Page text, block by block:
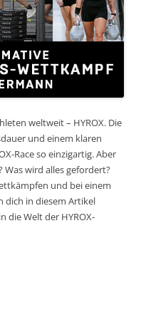
weltweit – HYROX. Die
und einem klaren
Race so einzigartig. Aber
wird alles gefordert?
und bei einem
dich in diesem Artikel
die Welt der HYROX-